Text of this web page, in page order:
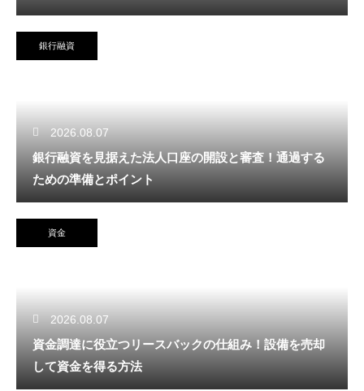
銀行融資
2026.08.07
銀行融資を見据えた法人口座の開設と審査！通過する
ための準備とポイント
資金
2026.08.07
資金調達に役立つリースバックの仕組み！設備を売却
して資金を得る方法